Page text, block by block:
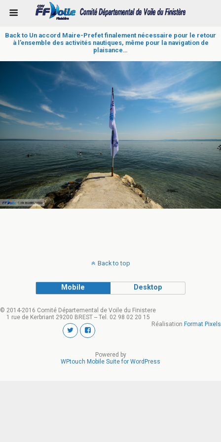
Back to Un accord Maire-Prefet finalement nécessaire pour le retour
à l’ensemble des activités nautiques, même pour la navigation de
plaisance…
Back to top
Mobile Desktop
© 2014-2016 Comité Départemental de Voile du Finistere
1 rue de Kerbriant 29200 BREST -- Tel. 02 98 02 20 15
Réalisation Format Pixels
Powered by
WPtouch Mobile Suite for WordPress